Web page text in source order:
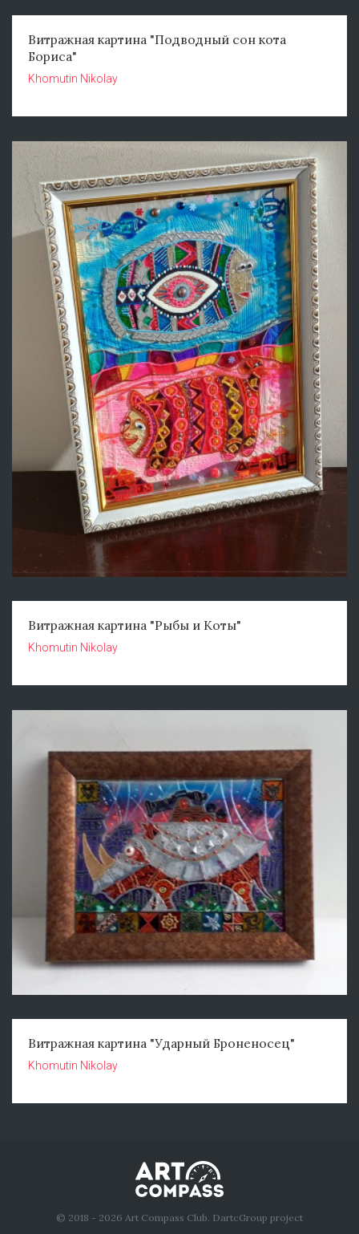
Витражная картина "Подводный сон кота
Бориса"
Khomutin Nikolay
Витражная картина "Рыбы и Коты"
Khomutin Nikolay
Витражная картина "Ударный Броненосец"
Khomutin Nikolay
© 2018 - 2026 Art Compass Club. DartcGroup project